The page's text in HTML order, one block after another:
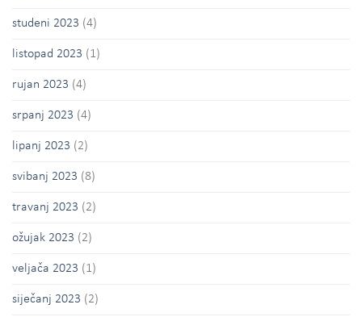
studeni 2023 (4)
listopad 2023 (1)
rujan 2023 (4)
srpanj 2023 (4)
lipanj 2023 (2)
svibanj 2023 (8)
travanj 2023 (2)
ožujak 2023 (2)
veljača 2023 (1)
siječanj 2023 (2)